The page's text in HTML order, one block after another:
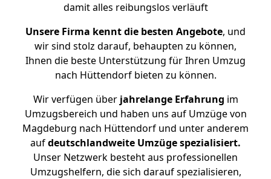
damit alles reibungslos verläuft
Unsere Firma kennt die besten Angebote, und
wir sind stolz darauf, behaupten zu können,
Ihnen die beste Unterstützung für Ihren Umzug
nach Hüttendorf bieten zu können.
Wir verfügen überjahrelange Erfahrung im
Umzugsbereich und haben uns auf Umzüge von
Magdeburg nach Hüttendorf und unter anderem
aufdeutschlandweite Umzüge spezialisiert.
Unser Netzwerk besteht aus professionellen
Umzugshelfern, die sich darauf spezialisieren,